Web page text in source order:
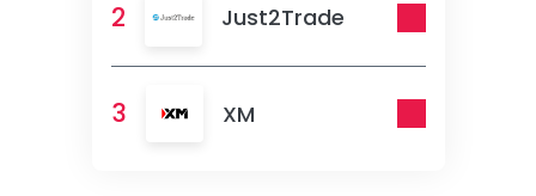
2 Just2Trade
3 XM